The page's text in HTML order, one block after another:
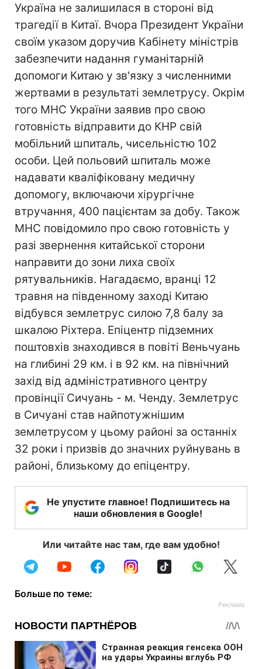
Україна не залишилася в стороні від
трагедії в Китаї. Вчора Президент України
своїм указом доручив Кабінету міністрів
забезпечити надання гуманітарній
допомоги Китаю у зв'язку з численними
жертвами в результаті землетрусу. Окрім
того МНС України заявив про свою
готовність відправити до КНР свій
мобільний шпиталь, чисельністю 102
особи. Цей польовий шпиталь може
надавати кваліфіковану медичну
допомогу, включаючи хірургічне
втручання, 400 пацієнтам за добу. Також
МНС повідомило про свою готовність у
разі звернення китайської сторони
направити до зони лиха своїх
рятувальників. Нагадаємо, вранці 12
травня на південному заході Китаю
відбувся землетрус силою 7,8 балу за
шкалою Ріхтера. Епіцентр підземних
поштовхів знаходився в повіті Веньчуань
на глибині 29 км. і в 92 км. на північний
захід від адміністративного центру
провінції Сичуань - м. Ченду. Землетрус
в Сичуані став найпотужнішим
землетрусом у цьому районі за останніх
32 роки і призвів до значних руйнувань в
районі, близькому до епіцентру.
Не упустите главное! Подпишитесь на
наши обновления в Google!
Или читайте нас там, где вам удобно!
Больше по теме: